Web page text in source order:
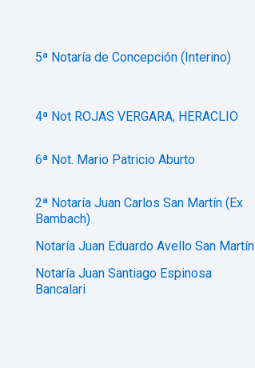
5ª Notaría de Concepción (Interino)
4ª Not ROJAS VERGARA, HERACLIO
6ª Not. Mario Patricio Aburto
2ª Notaría Juan Carlos San Martín (Ex
Bambach)
Notaría Juan Eduardo Avello San Martín
Notaría Juan Santiago Espinosa
Bancalari